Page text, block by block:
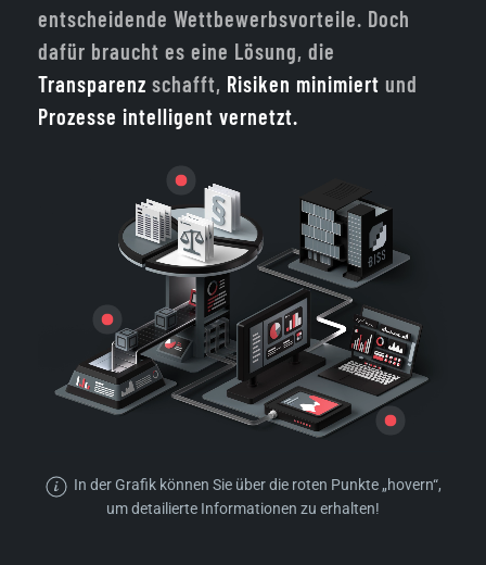
entscheidende Wettbewerbsvorteile. Doch
dafür braucht es eine Lösung, die
Transparenz schafft, Risiken minimiert und
Prozesse intelligent vernetzt.
In der Grafik können Sie über die roten Punkte „hovern“,
um detailierte Informationen zu erhalten!